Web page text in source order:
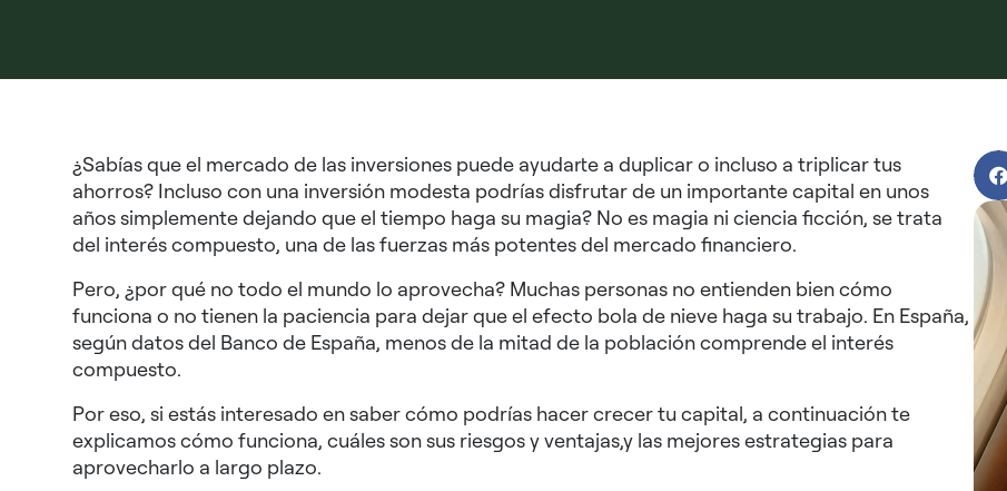
¿Sabías que el mercado de las inversiones puede ayudarte a duplicar o incluso a triplicar tus
ahorros? Incluso con una inversión modesta podrías disfrutar de un importante capital en unos
años simplemente dejando que el tiempo haga su magia? No es magia ni ciencia ficción, se trata
del interés compuesto, una de las fuerzas más potentes del mercado financiero.
Pero, ¿por qué no todo el mundo lo aprovecha? Muchas personas no entienden bien cómo
funciona o no tienen la paciencia para dejar que el efecto bola de nieve haga su trabajo. En España,
según datos del Banco de España, menos de la mitad de la población comprende el interés
compuesto.
Por eso, si estás interesado en saber cómo podrías hacer crecer tu capital, a continuación te
explicamos cómo funciona, cuáles son sus riesgos y ventajas,y las mejores estrategias para
aprovecharlo a largo plazo.